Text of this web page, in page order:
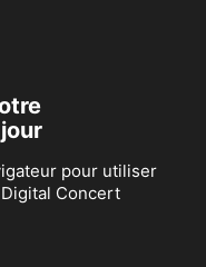
pour utiliser
Concert